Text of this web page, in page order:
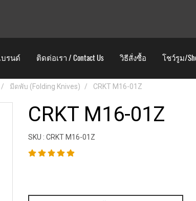
รนด์ ติดต่อเรา / Contact Us วิธีสั่งซื้อ โชว์รูม/
มีดพับ (Folding Knives) CRKT M16-01Z
CRKT M16-01Z
SKU : CRKT M16-01Z